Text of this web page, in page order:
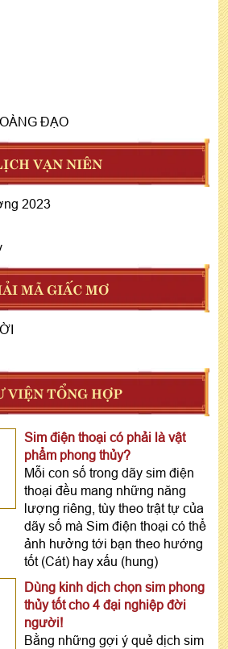
ĐẠO
VẠN NIÊN
2023
MÃ GIẤC MƠ
VIỆN TỔNG HỢP
Sim điện thoại có phải là vật
phẩm phong thủy?
Mỗi con số trong dãy sim điện
thoại đều mang những năng
lượng riêng, tùy theo trật tự của
dãy số mà Sim điện thoại có thể
ảnh hưởng tới bạn theo hướng
tốt (Cát) hay xấu (hung)
Dùng kinh dịch chọn sim phong
thủy tốt cho 4 đại nghiệp đời
người!
Bằng những gợi ý quẻ dịch sim